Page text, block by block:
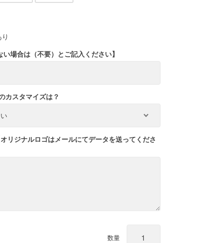
場合は（不要）とご記入ください】
カスタマイズは？
リジナルロゴはメールにてデータを送ってくださ
数量